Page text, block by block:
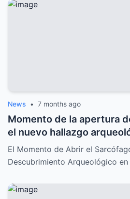
News • 7 months ago
Momento de la apertura
el nuevo hallazgo
Saqqara: Un
impresionante que lo
El Momento de Abrir el
Descubrimiento Arqueológico